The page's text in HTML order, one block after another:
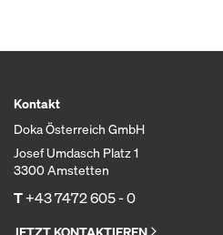
Kontakt
Doka Österreich GmbH
Josef Umdasch Platz 1
3300 Amstetten
T+43 7472 605 - 0